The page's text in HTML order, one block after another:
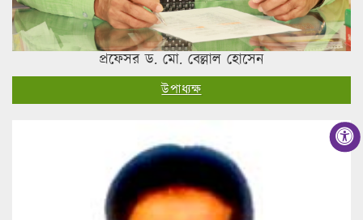
প্রফেসর ড. মো. বেল্লাল হোসেন
উপাধ্যক্ষ